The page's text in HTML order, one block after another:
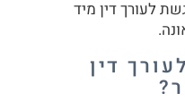
לעורך דין מיד
דין
?